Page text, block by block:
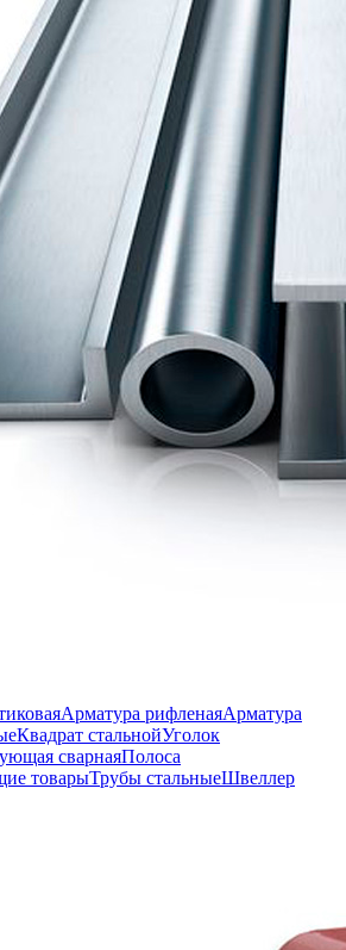
Арматура рифленаяАрматура
Квадрат стальнойУголок
сварнаяПолоса
товарыТрубы стальныеШвеллер